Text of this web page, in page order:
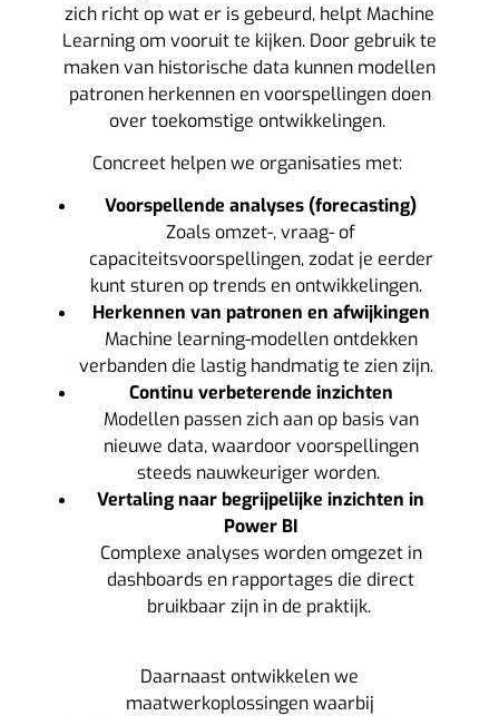
zich richt op wat er is gebeurd, helpt Machine
Learning om vooruit te kijken. Door gebruik te
maken van historische data kunnen modellen
patronen herkennen en voorspellingen doen
over toekomstige ontwikkelingen.
Concreet helpen we organisaties met:
Voorspellende analyses (forecasting)
Zoals omzet-, vraag- of
capaciteitsvoorspellingen, zodat je eerder
kunt sturen op trends en ontwikkelingen.
Herkennen van patronen en afwijkingen
Machine learning-modellen ontdekken
verbanden die lastig handmatig te zien zijn.
Continu verbeterende inzichten
Modellen passen zich aan op basis van
nieuwe data, waardoor voorspellingen
steeds nauwkeuriger worden.
Vertaling naar begrijpelijke inzichten in
Power BI
Complexe analyses worden omgezet in
dashboards en rapportages die direct
bruikbaar zijn in de praktijk.
Daarnaast ontwikkelen we
maatwerkoplossingen waarbij